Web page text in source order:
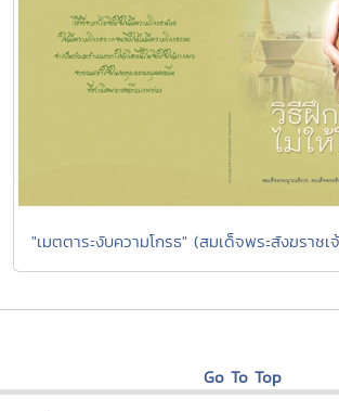
"เมตตาระงับความโกรธ" (สมเด็จพระสังฆราชเ
Go To Top